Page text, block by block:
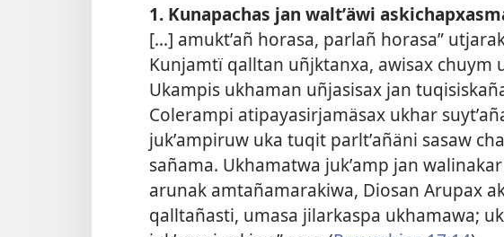
1. Kunapachas jan waltʼäwi
[...] amuktʼañ horasa, parlañ horasa”
Kunjamtï qalltan uñjktanxa, awisax chuym
Ukampis ukhaman uñjasisax jan
Colerampi atipayasirjamäsax ukhar
jukʼampiruw uka tuqit parltʼañäni sasaw
sañama. Ukhamatwa jukʼamp jan
arunak amtañamarakiwa, Diosan Arupax
qalltañasti, umasa jilarkaspa ukhamawa;